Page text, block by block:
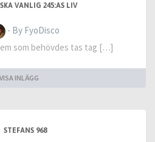
VANLIG 245:AS LIV
- By FyoDisco
som behövdes tas tag […]
VISA INLÄGG
STEFANS 968